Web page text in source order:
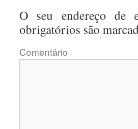
O seu endereço de
obrigatórios são